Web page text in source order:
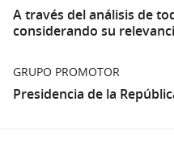
temática.
Por dudas y consultas
Sobre el PNSP
A través del análisis de
considerando su
GRUPO PROMOTOR
Presidencia de la